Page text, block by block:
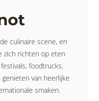
culinaire scene, en
zich richten op eten
foodtrucks,
van heerlijke
smaken.